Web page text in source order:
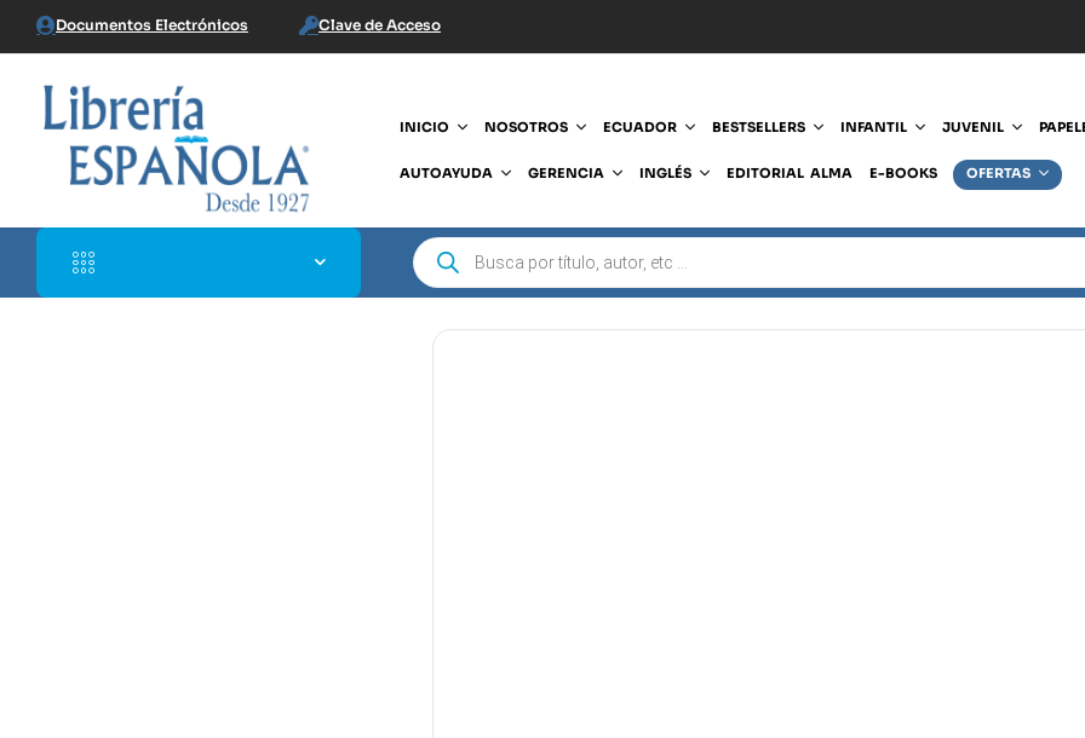
Documentos Electrónicos Clave de Acceso
INICIO NOSOTROS ECUADOR BESTSELLERS INFANTIL JUVENIL
AUTOAYUDA GERENCIA INGLÉS EDITORIAL ALMA E-BOOKS OFERTAS